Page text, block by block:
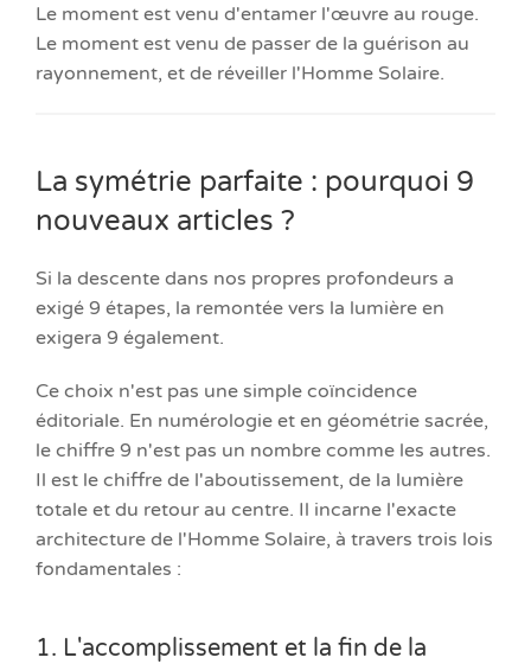
Le moment est venu d'entamer l'œuvre au rouge.
Le moment est venu de passer de la guérison au
rayonnement, et de réveiller l'Homme Solaire.
La symétrie parfaite : pourquoi 9
nouveaux articles ?
Si la descente dans nos propres profondeurs a
exigé 9 étapes, la remontée vers la lumière en
exigera 9 également.
Ce choix n'est pas une simple coïncidence
éditoriale. En numérologie et en géométrie sacrée,
le chiffre 9 n'est pas un nombre comme les autres.
Il est le chiffre de l'aboutissement, de la lumière
totale et du retour au centre. Il incarne l'exacte
architecture de l'Homme Solaire, à travers trois lois
fondamentales :
1. L'accomplissement et la fin de la